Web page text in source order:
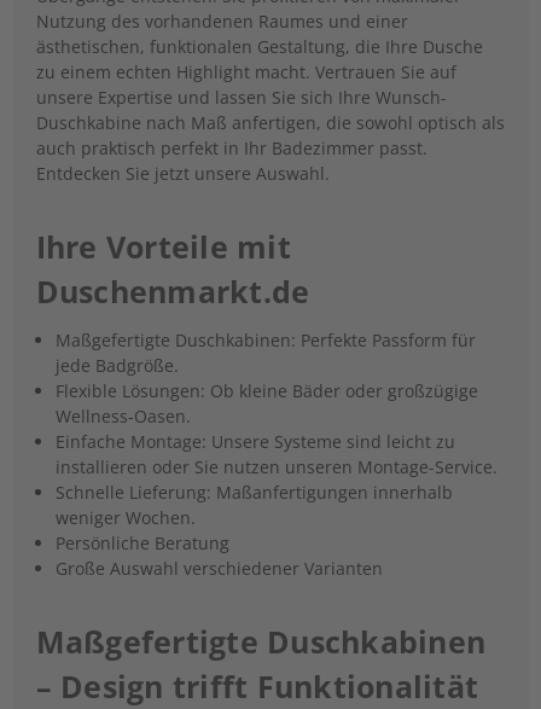
Nutzung des vorhandenen Raumes und einer
ästhetischen, funktionalen Gestaltung, die Ihre Dusche
zu einem echten Highlight macht. Vertrauen Sie auf
unsere Expertise und lassen Sie sich Ihre Wunsch-
Duschkabine nach Maß anfertigen, die sowohl optisch als
auch praktisch perfekt in Ihr Badezimmer passt.
Entdecken Sie jetzt unsere Auswahl.
Ihre Vorteile mit
Duschenmarkt.de
Maßgefertigte Duschkabinen: Perfekte Passform für
jede Badgröße.
Flexible Lösungen: Ob kleine Bäder oder großzügige
Wellness-Oasen.
Einfache Montage: Unsere Systeme sind leicht zu
installieren oder Sie nutzen unseren Montage-Service.
Schnelle Lieferung: Maßanfertigungen innerhalb
weniger Wochen.
Persönliche Beratung
Große Auswahl verschiedener Varianten
Maßgefertigte Duschkabinen
– Design trifft Funktionalität